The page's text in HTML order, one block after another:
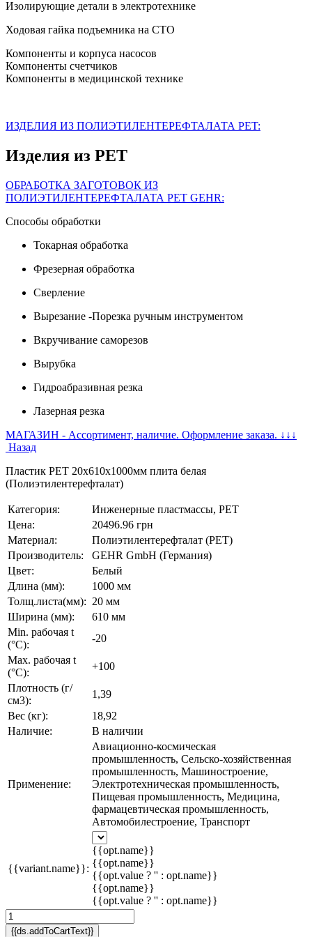
Изолирующие детали в электротехнике
Ходовая гайка подъемника на СТО
Компоненты и корпуса насосов
Компоненты счетчиков
Компоненты в медицинской технике
ИЗДЕЛИЯ ИЗ ПОЛИЭТИЛЕНТЕРЕФТАЛАТА PET:
Изделия из PET
ОБРАБОТКА ЗАГОТОВОК ИЗ
ПОЛИЭТИЛЕНТЕРЕФТАЛАТА PET GEHR:
Способы обработки
Токарная обработка
Фрезерная обработка
Сверление
Вырезание -Порезка ручным инструментом
Вкручивание саморезов
Вырубка
Гидроабразивная резка
Лазерная резка
МАГАЗИН - Ассортимент, наличие. Оформление заказа. ↓↓↓
Назад
Пластик PET 20x610x1000мм плита белая
(Полиэтилентерефталат)
Категория:
Инженерные пластмассы, PET
Цена:
20496.96 грн
Материал:
Полиэтилентерефталат (PET)
Производитель:
GEHR GmbH (Германия)
Цвет:
Белый
Длина (мм):
1000 мм
Толщ.листа(мм): 20 мм
Ширина (мм):
610 мм
Min. рабочая t
(°C):
-20
Max. рабочая t
(°C):
+100
Плотность (г/
см3):
1,39
Вес (кг):
18,92
Наличие:
В наличии
Применение:
Авиационно-космическая
промышленность, Сельско-хозяйственная
промышленность, Машиностроение,
Электротехническая промышленность,
Пищевая промышленность, Медицина,
фармацевтическая промышленность,
Автомобилестроение, Транспорт
{{variant.name}}:
{{opt.name}}
{{opt.name}}
{{opt.value ? '' : opt.name}}
{{opt.name}}
{{opt.value ? '' : opt.name}}
{{ds.addToCartText}}